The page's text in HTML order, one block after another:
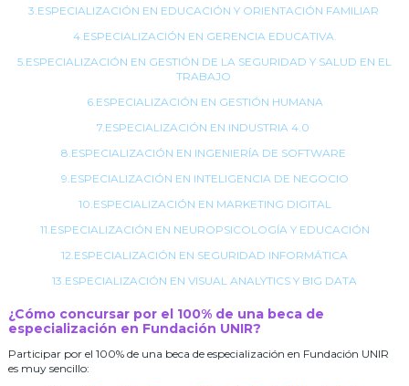
3.ESPECIALIZACIÓN EN EDUCACIÓN Y ORIENTACIÓN FAMILIAR
4.ESPECIALIZACIÓN EN GERENCIA EDUCATIVA.
5.ESPECIALIZACIÓN EN GESTIÓN DE LA SEGURIDAD Y SALUD EN EL
TRABAJO
6.ESPECIALIZACIÓN EN GESTIÓN HUMANA
7.ESPECIALIZACIÓN EN INDUSTRIA 4.0
8.ESPECIALIZACIÓN EN INGENIERÍA DE SOFTWARE
9.ESPECIALIZACIÓN EN INTELIGENCIA DE NEGOCIO
10.ESPECIALIZACIÓN EN MARKETING DIGITAL
11.ESPECIALIZACIÓN EN NEUROPSICOLOGÍA Y EDUCACIÓN
12.ESPECIALIZACIÓN EN SEGURIDAD INFORMÁTICA
13.ESPECIALIZACIÓN EN VISUAL ANALYTICS Y BIG DATA
¿Cómo concursar por el 100% de una beca de
especialización en Fundación UNIR?
Participar por el 100% de una beca de especialización en Fundación UNIR
es muy sencillo: